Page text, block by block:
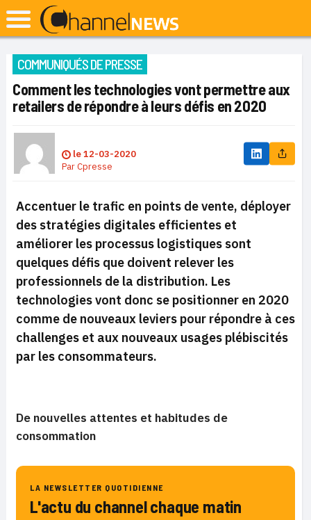
COMMUNIQUÉS DE PRESSE
Comment les technologies vont permettre aux
retailers de répondre à leurs défis en 2020
le12-03-2020
ParCpresse
Accentuer le trafic en points de vente, déployer
des stratégies digitales efficientes et
améliorer les processus logistiques sont
quelques défis que doivent relever les
professionnels de la distribution. Les
technologies vont donc se positionner en 2020
comme de nouveaux leviers pour répondre à ces
challenges et aux nouveaux usages plébiscités
par les consommateurs.
De nouvelles attentes et habitudes de
consommation
LA NEWSLETTER QUOTIDIENNE
L'actu du channel chaque matin